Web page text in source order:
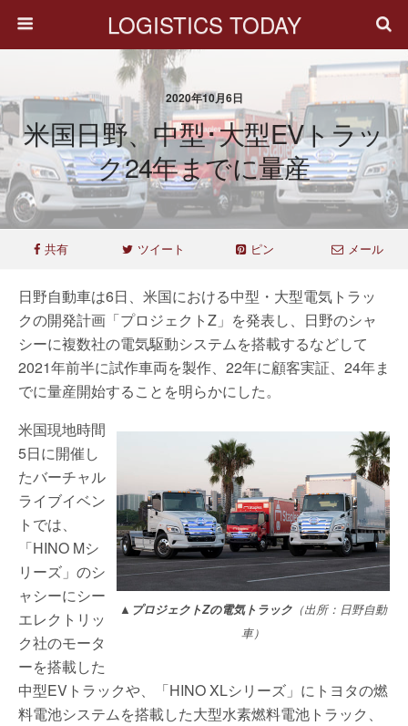
LOGISTICS TODAY
2020年10月6日
米国日野、中型･大型EVトラッ
ク24年までに量産
共有 ツイート ピン メール
日野自動車は6日、米国における中型・大型電気トラッ
クの開発計画「プロジェクトZ」を発表し、日野のシャ
シーに複数社の電気駆動システムを搭載するなどして
2021年前半に試作車両を製作、22年に顧客実証、24年ま
でに量産開始することを明らかにした。
▲プロジェクトZの電気トラック （出所：日野自動
車）
米国現地時間
5日に開催し
たバーチャル
ライブイベン
トでは、
「HINO Mシ
リーズ」のシ
ャシーにシー
エレクトリッ
ク社のモータ
ーを搭載した
中型EVトラックや、「HINO XLシリーズ」にトヨタの燃
料電池システムを搭載した大型水素燃料電池トラック、